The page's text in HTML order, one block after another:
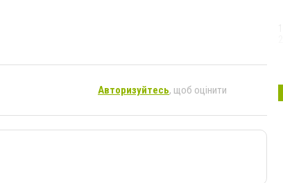
Авторизуйтесь, щоб оцінити